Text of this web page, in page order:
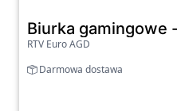
Biurka gamingowe
RTV Euro AGD
Darmowa dostawa